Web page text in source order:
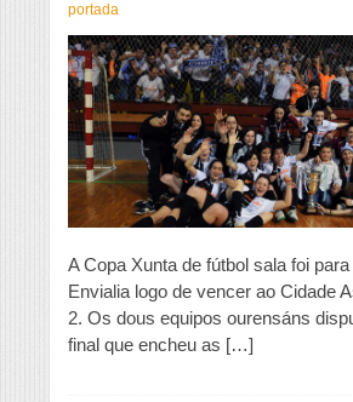
o
Envialia
portada
A Copa Xunta de fútbol sala foi
Envialia logo de vencer ao Cidade
2. Os dous equipos ourensáns
final que encheu as […]